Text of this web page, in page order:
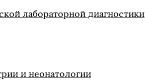
лабораторной диагностики
и неонатологии